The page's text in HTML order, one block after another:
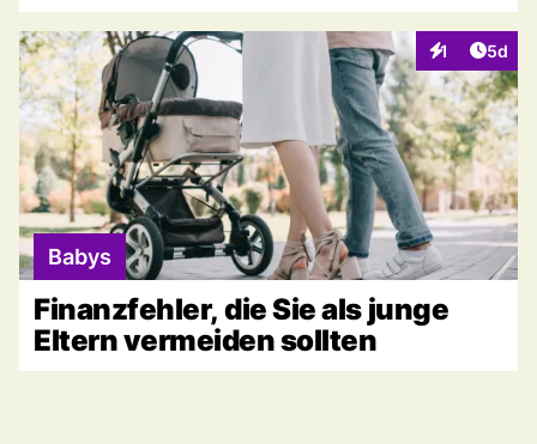
1
Interaktionen
5d
Babys
Finanzfehler, die Sie als junge
Eltern vermeiden sollten